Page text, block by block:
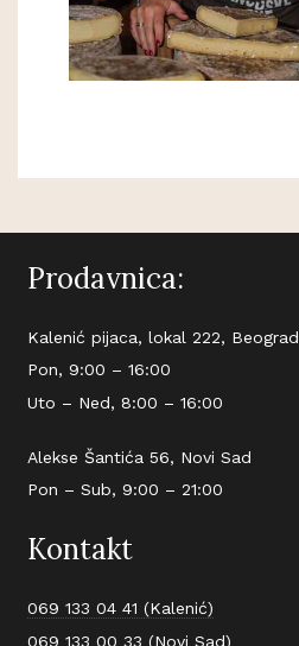
Prodavnica:
Kalenić pijaca, lokal 222, Beograd
Pon, 9:00 – 16:00
Uto – Ned, 8:00 – 16:00
Alekse Šantića 56, Novi Sad
Pon – Sub, 9:00 – 21:00
Kontakt
069 133 04 41 (Kalenić)
069 133 00 33 (Novi Sad)